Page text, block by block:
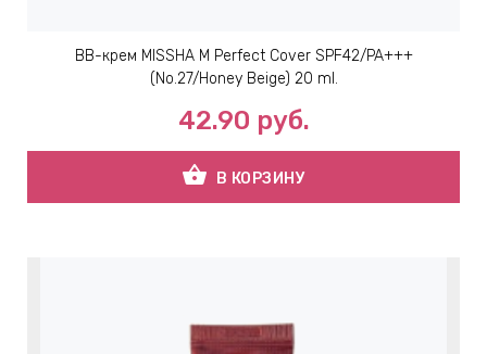
BB-крем MISSHA M Perfect Cover SPF42/PA+++
(No.27/Honey Beige) 20 ml.
42.90 руб.
shopping_basket В КОРЗИНУ